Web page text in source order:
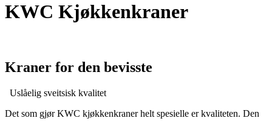
KWC Kjøkkenkraner
Kraner for den bevisste
Uslåelig sveitsisk kvalitet
Det som gjør KWC kjøkkenkraner helt spesielle er kvaliteten. Den